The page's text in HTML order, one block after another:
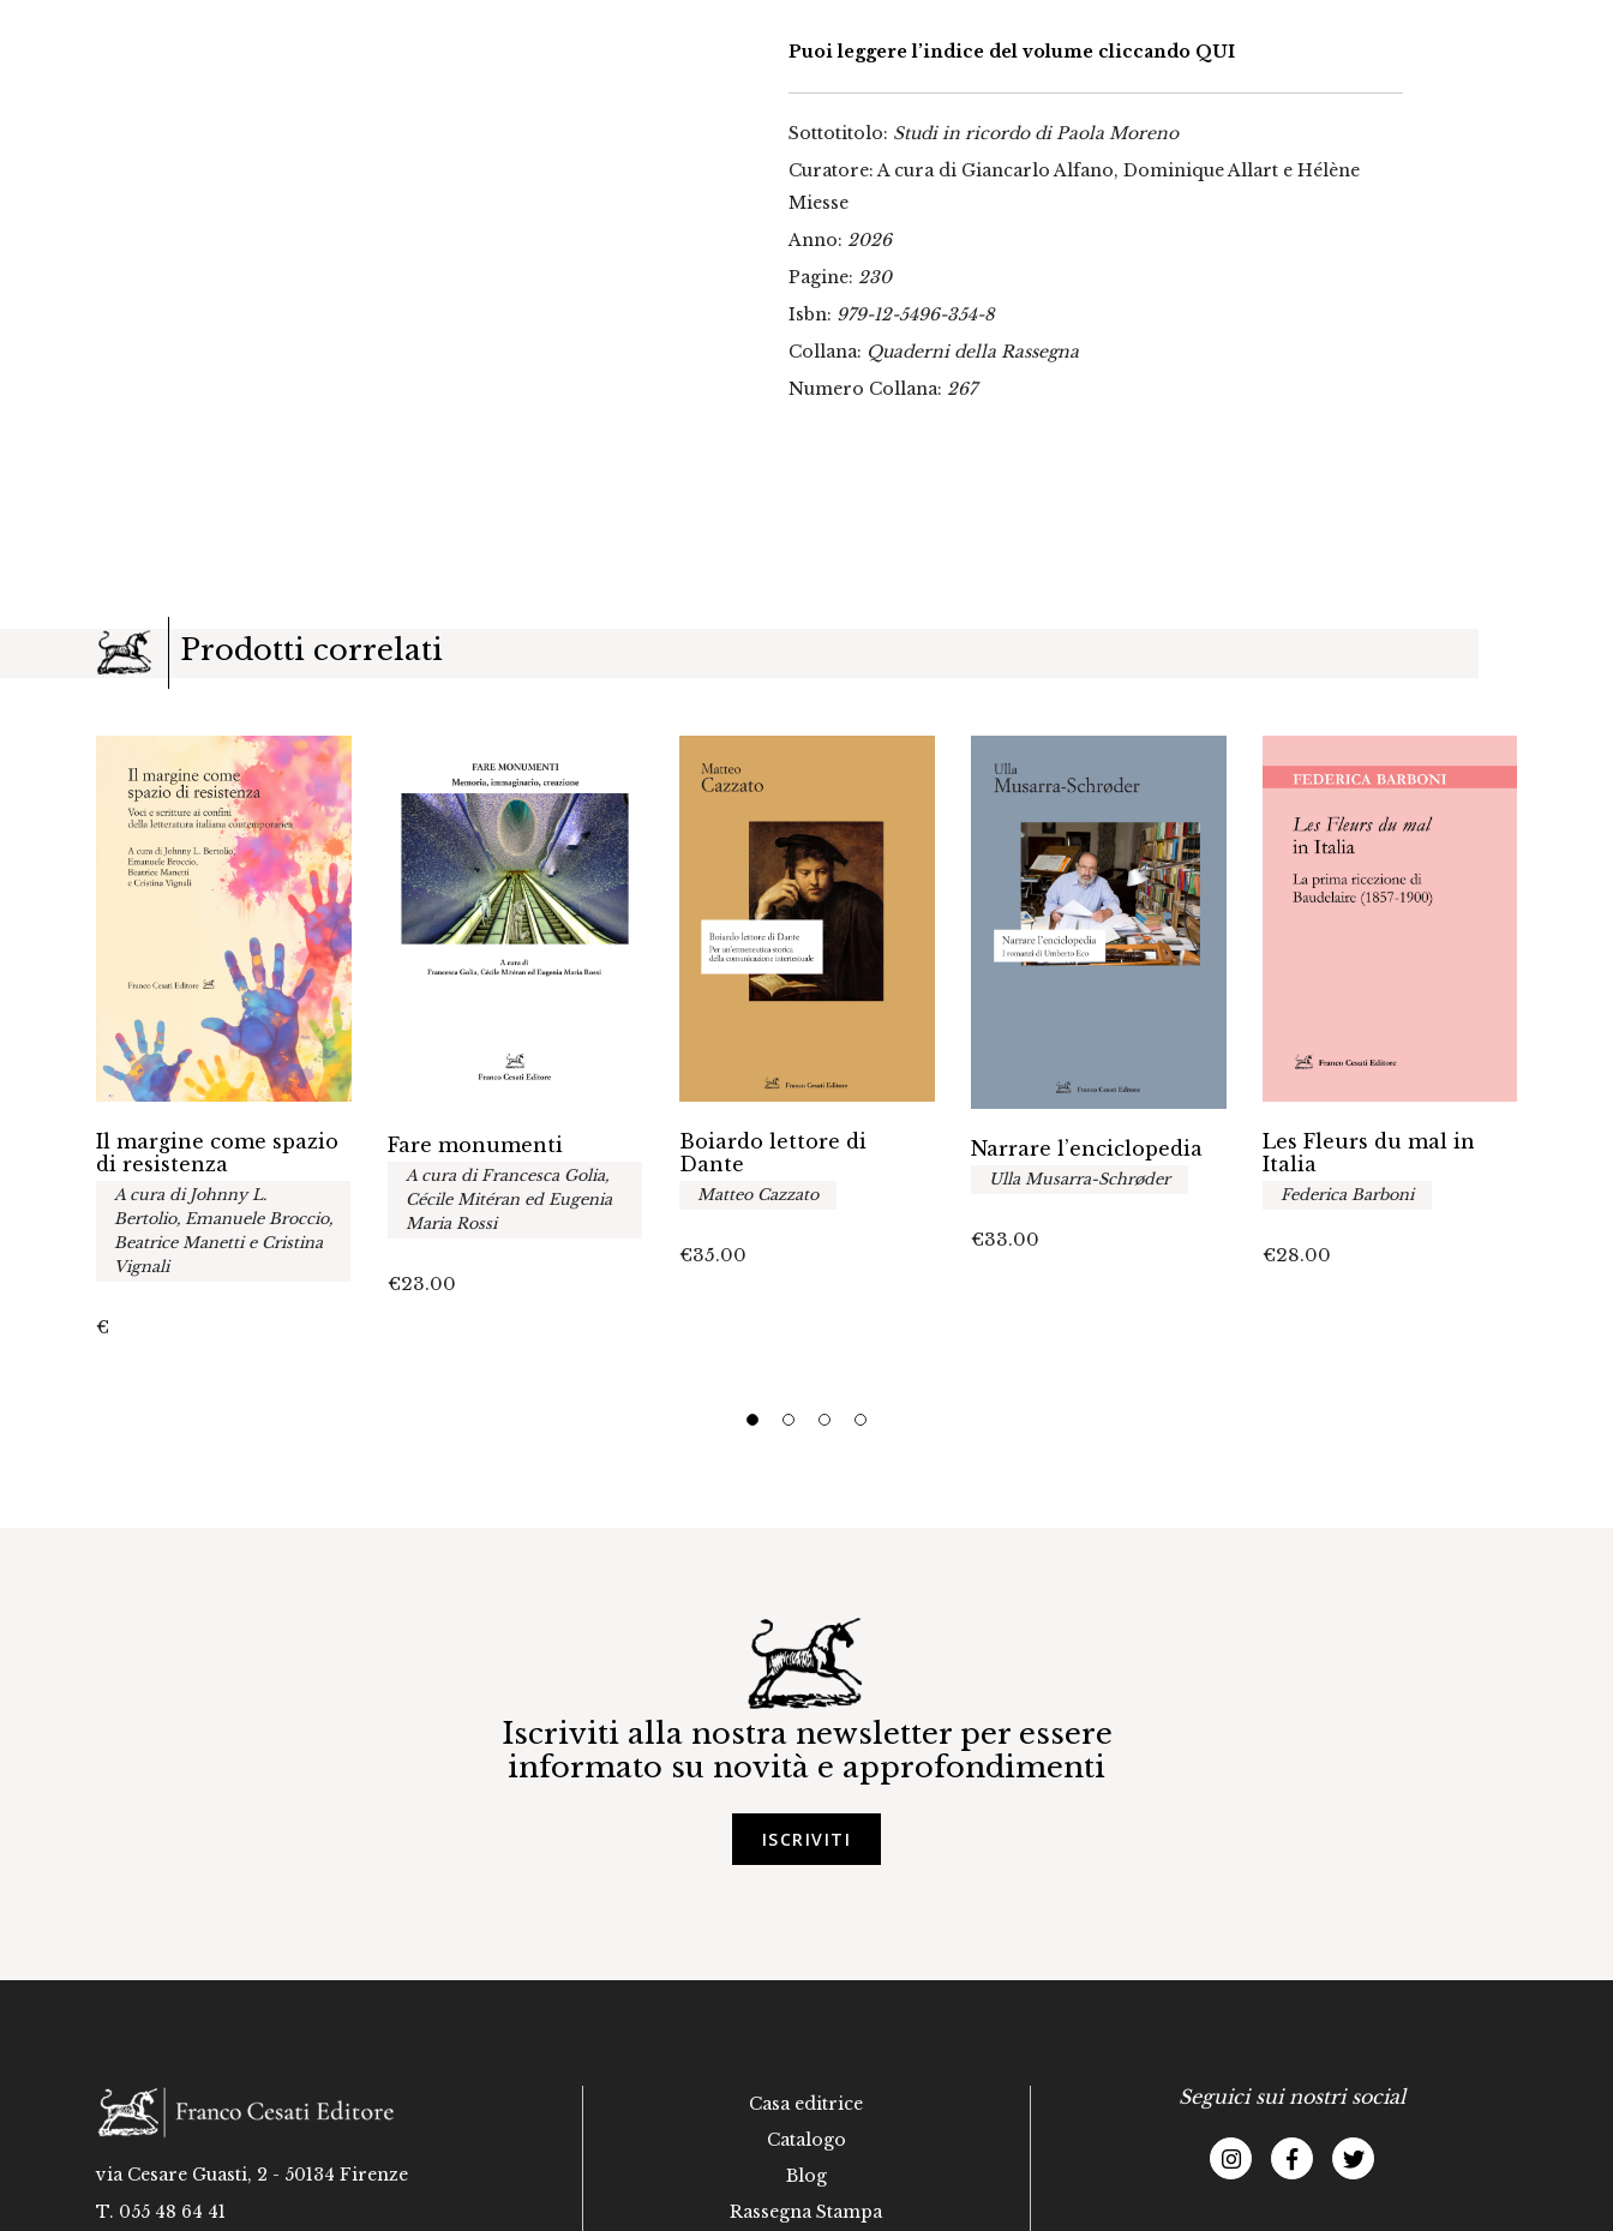
Puoi leggere l’indice del volume cliccando QUI
Sottotitolo: Studi in ricordo di Paola Moreno
Curatore: A cura di Giancarlo Alfano, Dominique Allart e Hélène
Miesse
Anno: 2026
Pagine: 230
Isbn: 979-12-5496-354-8
Collana: Quaderni della Rassegna
Numero Collana: 267
Prodotti correlati
Il margine come spazio
di resistenza
A cura di Johnny L.
Bertolio, Emanuele Broccio,
Beatrice Manetti e Cristina
Vignali
€
Fare monumenti
A cura di Francesca Golia,
Cécile Mitéran ed Eugenia
Maria Rossi
€23.00
Boiardo lettore di
Dante
Matteo Cazzato
€35.00
Narrare l’enciclopedia
Ulla Musarra-Schrøder
€33.00
Les Fleurs du mal in
Italia
Federica Barboni
€28.00
Iscriviti alla nostra newsletter per essere
informato su novità e approfondimenti
ISCRIVITI
via Cesare Guasti, 2 - 50134 Firenze
T. 055 48 64 41
Casa editrice
Catalogo
Blog
Rassegna Stampa
Seguici sui nostri social